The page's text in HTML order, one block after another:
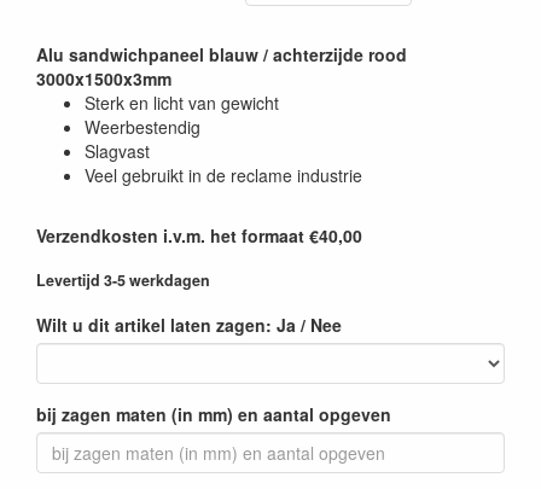
Alu sandwichpaneel blauw / achterzijde rood
3000x1500x3mm
Sterk en licht van gewicht
Weerbestendig
Slagvast
Veel gebruikt in de reclame industrie
Verzendkosten i.v.m. het formaat €40,00
Levertijd 3-5 werkdagen
Wilt u dit artikel laten zagen: Ja / Nee
bij zagen maten (in mm) en aantal opgeven